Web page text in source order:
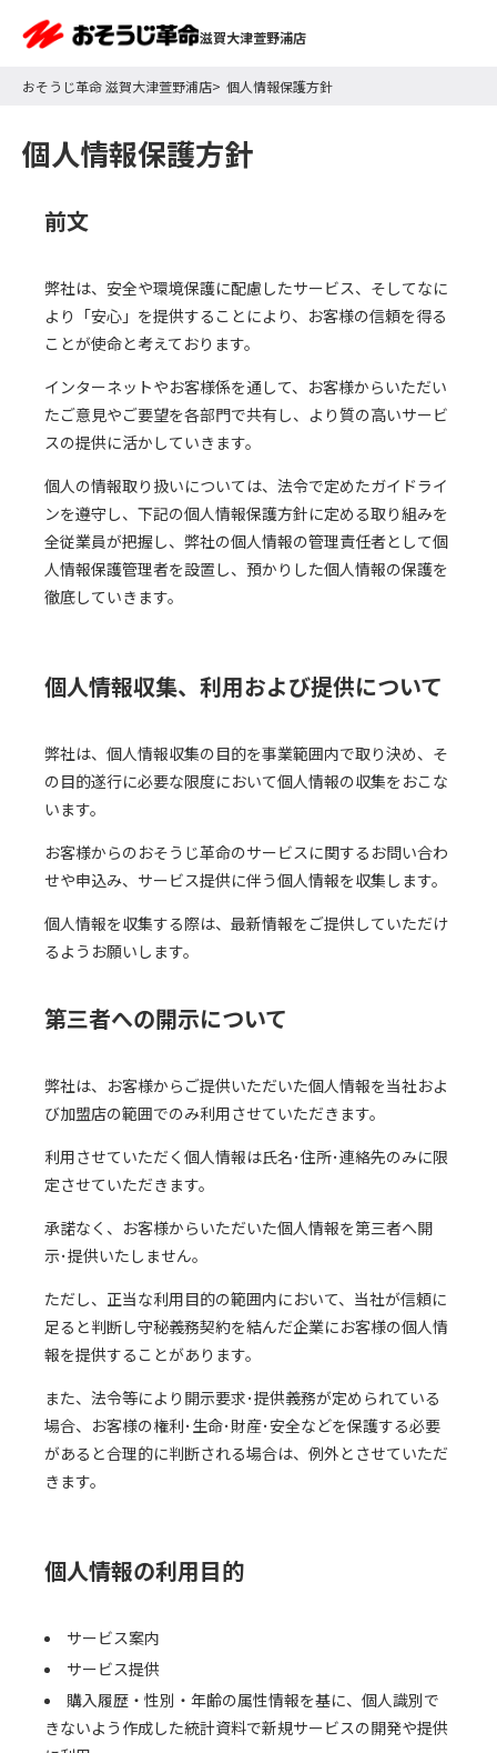
滋賀大津萱野浦店
おそうじ革命 滋賀大津萱野浦店 個人情報保護方針
個人情報保護方針
前文
弊社は、安全や環境保護に配慮したサービス、そしてなに
より「安心」を提供することにより、お客様の信頼を得る
ことが使命と考えております。
インターネットやお客様係を通して、お客様からいただい
たご意見やご要望を各部門で共有し、より質の高いサービ
スの提供に活かしていきます。
個人の情報取り扱いについては、法令で定めたガイドライ
ンを遵守し、下記の個人情報保護方針に定める取り組みを
全従業員が把握し、弊社の個人情報の管理責任者として個
人情報保護管理者を設置し、預かりした個人情報の保護を
徹底していきます。
個人情報収集、利用および提供について
弊社は、個人情報収集の目的を事業範囲内で取り決め、そ
の目的遂行に必要な限度において個人情報の収集をおこな
います。
お客様からのおそうじ革命のサービスに関するお問い合わ
せや申込み、サービス提供に伴う個人情報を収集します。
個人情報を収集する際は、最新情報をご提供していただけ
るようお願いします。
第三者への開示について
弊社は、お客様からご提供いただいた個人情報を当社およ
び加盟店の範囲でのみ利用させていただきます。
利用させていただく個人情報は氏名･住所･連絡先のみに限
定させていただきます。
承諾なく、お客様からいただいた個人情報を第三者へ開
示･提供いたしません。
ただし、正当な利用目的の範囲内において、当社が信頼に
足ると判断し守秘義務契約を結んだ企業にお客様の個人情
報を提供することがあります。
また、法令等により開示要求･提供義務が定められている
場合、お客様の権利･生命･財産･安全などを保護する必要
があると合理的に判断される場合は、例外とさせていただ
きます。
個人情報の利用目的
サービス案内
サービス提供
購入履歴・性別・年齢の属性情報を基に、個人識別で
きないよう作成した統計資料で新規サービスの開発や提供